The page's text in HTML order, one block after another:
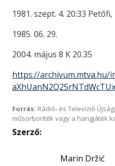
1981. szept. 4. 20:33
1985. 06. 29.
2004. május 8 K 20.35
https://archivum.mtva.hu/
Forrás: Rádió- és Televízió
műsorboríték vagy a hangjáték
Szerző:
Marin Držić